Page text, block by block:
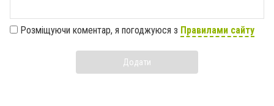
Розміщуючи коментар, я погоджуюся з Правилами сайту
Додати